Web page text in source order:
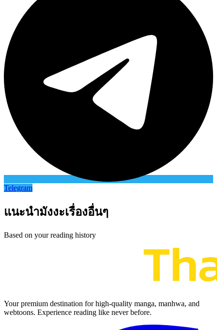
Telegram
แนะนำมังงะเรื่องอื่นๆ
Based on your reading history
Your premium destination for high-quality manga, manhwa, and
webtoons. Experience reading like never before.